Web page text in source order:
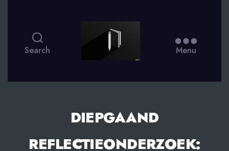
Search Menu
DIEPGAAND
REFLECTIEONDERZOEK: